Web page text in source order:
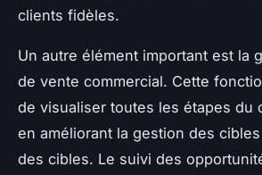
clients fidèles.
Un autre élément important est la
de vente commercial. Cette
de visualiser toutes les étapes du
en améliorant la gestion des
des cibles. Le suivi des